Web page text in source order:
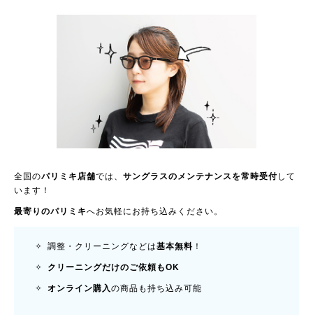
全国のパリミキ店舗では、 サングラスのメンテナンスを常時受付して
います！
最寄りのパリミキへお気軽にお持ち込みください。
✧ 調整・クリーニングなどは基本無料 ！
✧ クリーニングだけのご依頼もOK
✧ オンライン購入 の商品も持ち込み可能